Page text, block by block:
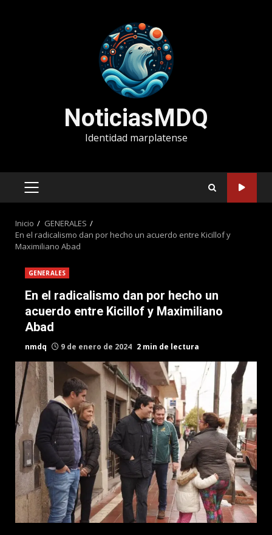
NoticiasMDQ
Identidad marplatense
MENÚ
Inicio
GENERALES
En el radicalismo dan por hecho un acuerdo entre Kicillof y
Maximiliano Abad
GENERALES
En el radicalismo dan por hecho un
acuerdo entre Kicillof y Maximiliano
Abad
nmdq 9 de enero de 2024 2 min de lectura